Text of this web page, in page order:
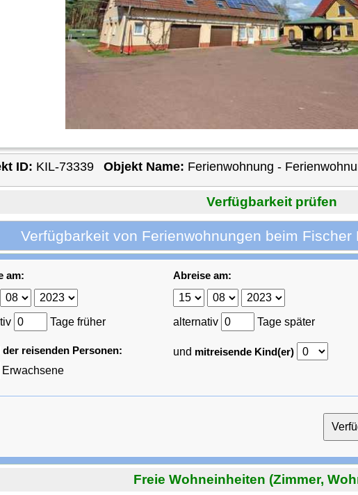
ID: KIL-73339 Objekt Name: Ferienwohnung -
Verfügbarkeit prüfen
Verfügbarkeit von Ferienwohnungen beim Fischer
am:
Tage früher
Abreise am:
alternativ Tage später
reisenden Personen:
Erwachsene
und mitreisende Kind(er)
Freie Wohneinheiten (Zimmer,